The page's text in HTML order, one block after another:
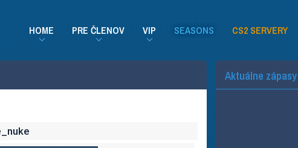
HOME PRE ČLENOV VIP SEASONS CS2 SERVERY
Aktuálne zápasy